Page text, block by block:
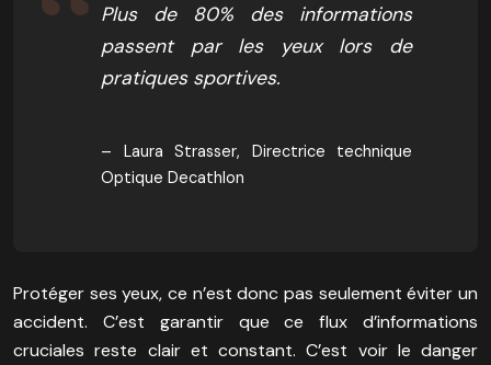
Plus de 80% des informations
passent par les yeux lors de
pratiques sportives.
– Laura Strasser, Directrice technique
Optique Decathlon
Protéger ses yeux, ce n’est donc pas seulement éviter un
accident. C’est garantir que ce flux d’informations
cruciales reste clair et constant. C’est voir le danger